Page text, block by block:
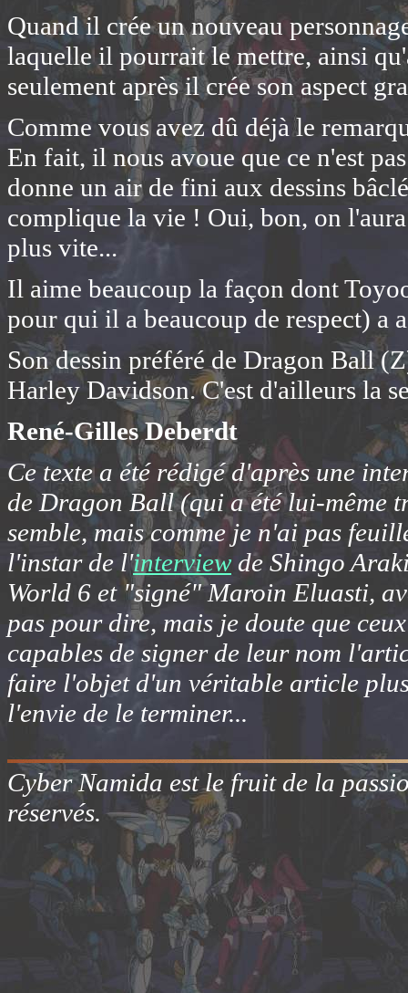
Quand il crée un nouveau
laquelle il pourrait le mettre, ainsi
seulement après il crée son aspect
Comme vous avez dû déjà le
En fait, il nous avoue que ce n'est
donne un air de fini aux dessins
complique la vie ! Oui, bon, on
plus vite...
Il aime beaucoup la façon dont
pour qui il a beaucoup de respect) a
Son dessin préféré de Dragon Ball
Harley Davidson. C'est d'ailleurs la
René-Gilles Deberdt
Ce texte a été rédigé d'après une
de Dragon Ball(qui a été lui-même
semble, mais comme je n'ai pas
l'instar de l'interview de Shingo
World 6 et "signé" Maroin Eluasti,
pas pour dire, mais je doute que
capables de signer de leur nom
faire l'objet d'un véritable article
l'envie de le terminer...
Cyber Namida est le fruit de la
réservés.